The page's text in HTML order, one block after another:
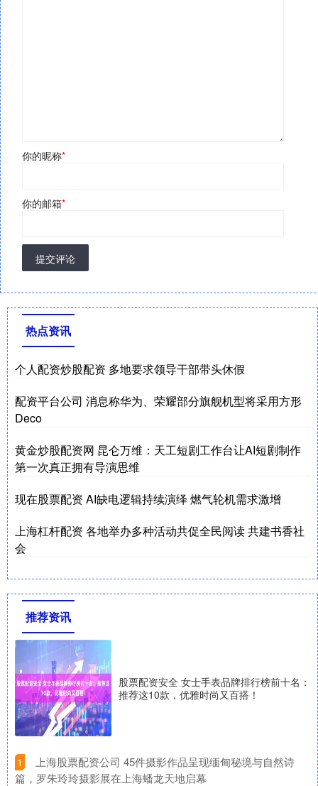
你的昵称*
你的邮箱*
提交评论
热点资讯
个人配资炒股配资 多地要求领导干部带头休假
配资平台公司 消息称华为、荣耀部分旗舰机型将采用方形
Deco
黄金炒股配资网 昆仑万维：天工短剧工作台让AI短剧制作
第一次真正拥有导演思维
现在股票配资 AI缺电逻辑持续演绎 燃气轮机需求激增
上海杠杆配资 各地举办多种活动共促全民阅读 共建书香社
会
推荐资讯
股票配资安全 女士手表品牌排行榜前十名：
推荐这10款，优雅时尚又百搭！
1
​上海股票配资公司 45件摄影作品呈现缅甸秘境与自然诗
篇，罗朱玲玲摄影展在上海蟠龙天地启幕